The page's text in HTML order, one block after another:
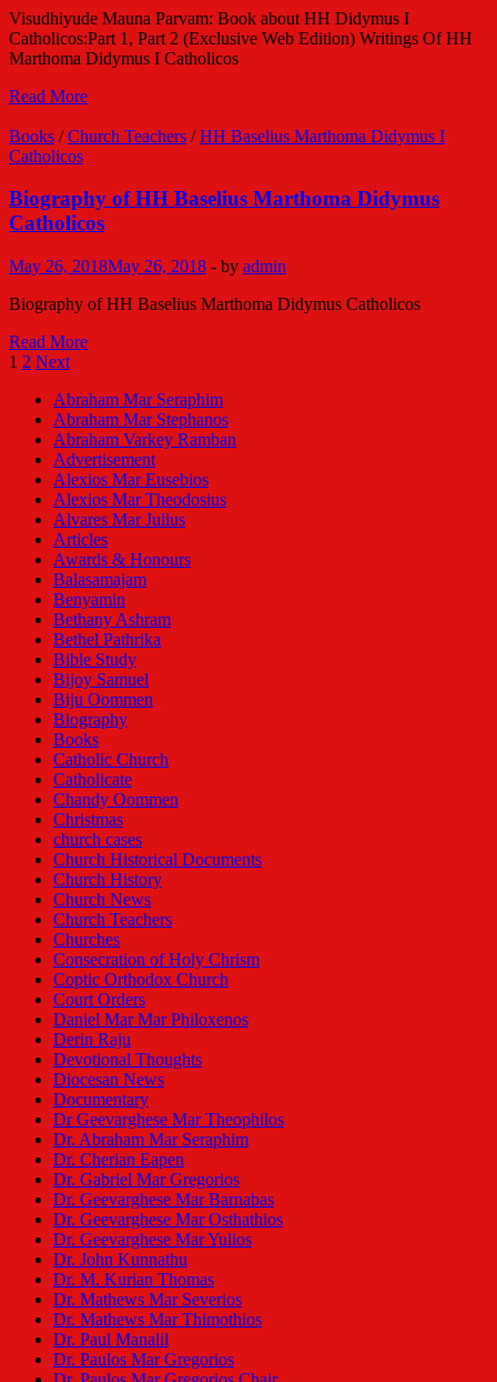
Visudhiyude Mauna Parvam: Book about HH Didymus I
Catholicos:Part 1, Part 2 (Exclusive Web Edition) Writings Of HH
Marthoma Didymus I Catholicos
Visudhiyude
Parvam:
Book
HH
Didymus
I
Read More
Books /Church Teachers /HH Baselius Marthoma Didymus I
Catholicos
Biography of HH Baselius Marthoma Didymus
Catholicos
May 26, 2018May 26, 2018 - by admin
Biography of HH Baselius Marthoma Didymus Catholicos
Biography
of
Baselius
Marthoma
Didymus
Catholicos
Read More
Posts
pagination
1 2 Next
Abraham Mar Seraphim
Abraham Mar Stephanos
Abraham Varkey Ramban
Advertisement
Alexios Mar Eusebios
Alexios Mar Theodosius
Alvares Mar Julius
Articles
Awards & Honours
Balasamajam
Benyamin
Bethany Ashram
Bethel Pathrika
Bible Study
Bijoy Samuel
Biju Oommen
Biography
Books
Catholic Church
Catholicate
Chandy Oommen
Christmas
church cases
Church Historical Documents
Church History
Church News
Church Teachers
Churches
Consecration of Holy Chrism
Coptic Orthodox Church
Court Orders
Daniel Mar Mar Philoxenos
Derin Raju
Devotional Thoughts
Diocesan News
Documentary
Dr Geevarghese Mar Theophilos
Dr. Abraham Mar Seraphim
Dr. Cherian Eapen
Dr. Gabriel Mar Gregorios
Dr. Geevarghese Mar Barnabas
Dr. Geevarghese Mar Osthathios
Dr. Geevarghese Mar Yulios
Dr. John Kunnathu
Dr. M. Kurian Thomas
Dr. Mathews Mar Severios
Dr. Mathews Mar Thimothios
Dr. Paul Manalil
Dr. Paulos Mar Gregorios